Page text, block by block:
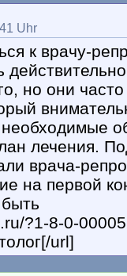
Uhr
к врачу-
но они
лечения.
врача-
на первой
?1-8-0-
url]